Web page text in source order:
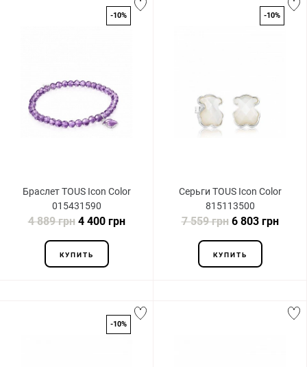
-10%
Браслет TOUS Icon Color
015431590
4 889 грн4 400 грн
КУПИТЬ
-10%
Серьги TOUS Icon Color
815113500
7 559 грн6 803 грн
КУПИТЬ
-10%